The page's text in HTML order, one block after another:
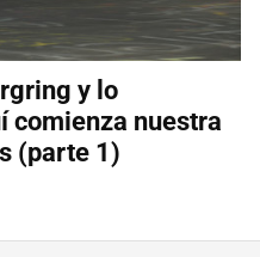
y lo
comienza nuestra
(parte 1)